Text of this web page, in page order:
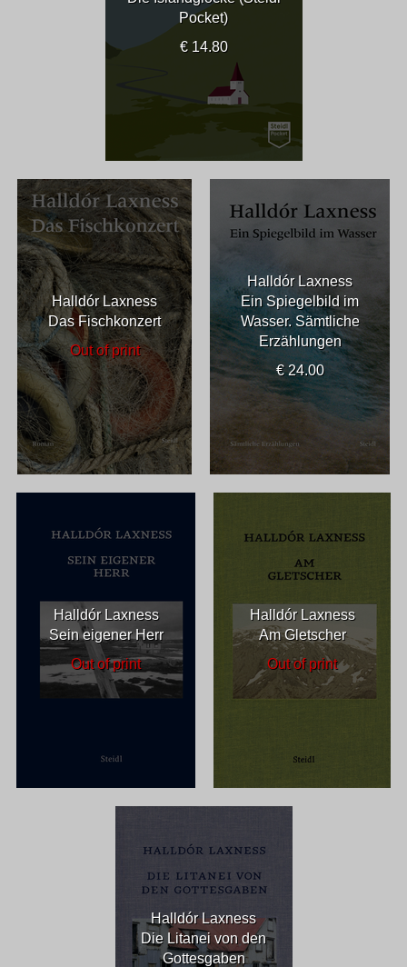
Pocket)
€ 14.80
Halldór Laxness
Das Fischkonzert
Out of print
Halldór Laxness
Ein Spiegelbild im
Wasser. Sämtliche
Erzählungen
€ 24.00
Halldór Laxness
Sein eigener Herr
Out of print
Halldór Laxness
Am Gletscher
Out of print
Halldór Laxness
Die Litanei von den
Gottesgaben